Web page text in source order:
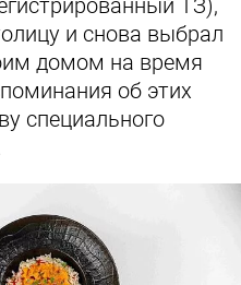
ТЗ),
и снова выбрал
домом на время
об этих
специального